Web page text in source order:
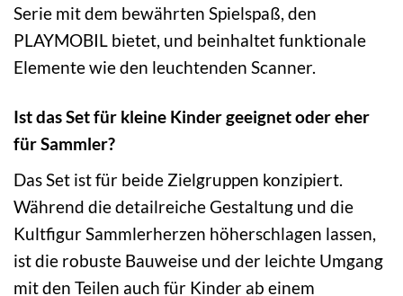
Serie mit dem bewährten Spielspaß, den
PLAYMOBIL bietet, und beinhaltet funktionale
Elemente wie den leuchtenden Scanner.
Ist das Set für kleine Kinder geeignet oder eher
für Sammler?
Das Set ist für beide Zielgruppen konzipiert.
Während die detailreiche Gestaltung und die
Kultfigur Sammlerherzen höherschlagen lassen,
ist die robuste Bauweise und der leichte Umgang
mit den Teilen auch für Kinder ab einem